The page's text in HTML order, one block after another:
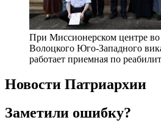
При Миссионерском центре
Волоцкого Юго-Западного
работает приемная по
Новости Патриархии
Заметили ошибку?